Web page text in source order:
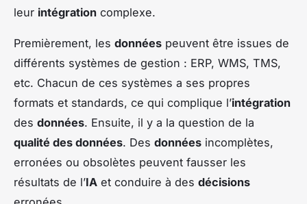
leur intégration complexe.
Premièrement, les données peuvent être issues de
différents systèmes de gestion : ERP, WMS, TMS,
etc. Chacun de ces systèmes a ses propres
formats et standards, ce qui complique l’intégration
des données. Ensuite, il y a la question de la
qualité des données. Des données incomplètes,
erronées ou obsolètes peuvent fausser les
résultats de l’IA et conduire à des décisions